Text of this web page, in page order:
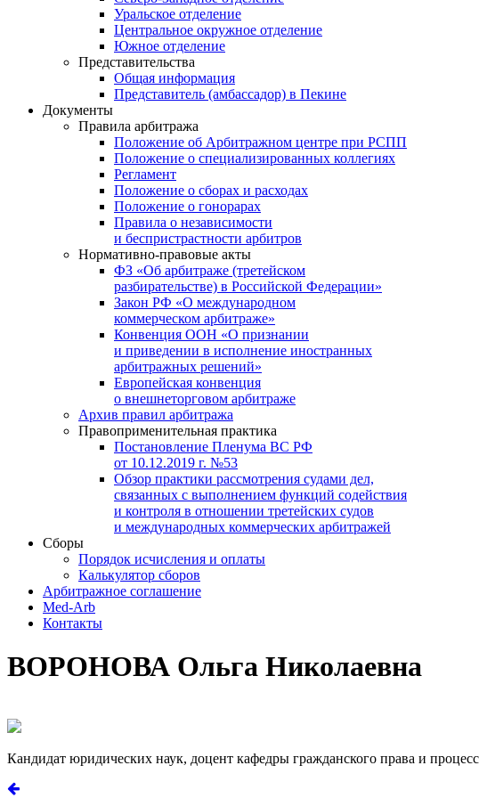
Уральское отделение
Центральное окружное отделение
Южное отделение
Представительства
Общая информация
Представитель (амбассадор) в Пекине
Документы
Правила арбитража
Положение об Арбитражном центре при РСПП
Положение о специализированных коллегиях
Регламент
Положение о сборах и расходах
Положение о гонорарах
Правила о независимости
и беспристрастности арбитров
Нормативно-правовые акты
ФЗ «Об арбитраже (третейском
разбирательстве) в Российской Федерации»
Закон РФ «О международном
коммерческом арбитраже»
Конвенция ООН «О признании
и приведении в исполнение иностранных
арбитражных решений»
Европейская конвенция
о внешнеторговом арбитраже
Архив правил арбитража
Правоприменительная практика
Постановление Пленума ВС РФ
от 10.12.2019 г. №53
Обзор практики рассмотрения судами дел,
связанных с выполнением функций содействия
и контроля в отношении третейских судов
и международных коммерческих арбитражей
Сборы
Порядок исчисления и оплаты
Калькулятор сборов
Арбитражное соглашение
Med-Arb
Контакты
ВОРОНОВА Ольга Николаевна
Кандидат юридических наук, доцент кафедры гражданского права и